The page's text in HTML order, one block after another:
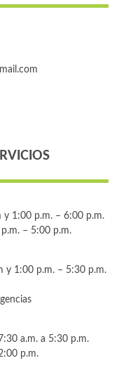
y 1:00 p.m. – 6:00 p.m.
– 5:00 p.m.
y 1:00 p.m. – 5:30 p.m.
a.m. a 5:30 p.m.
p.m.